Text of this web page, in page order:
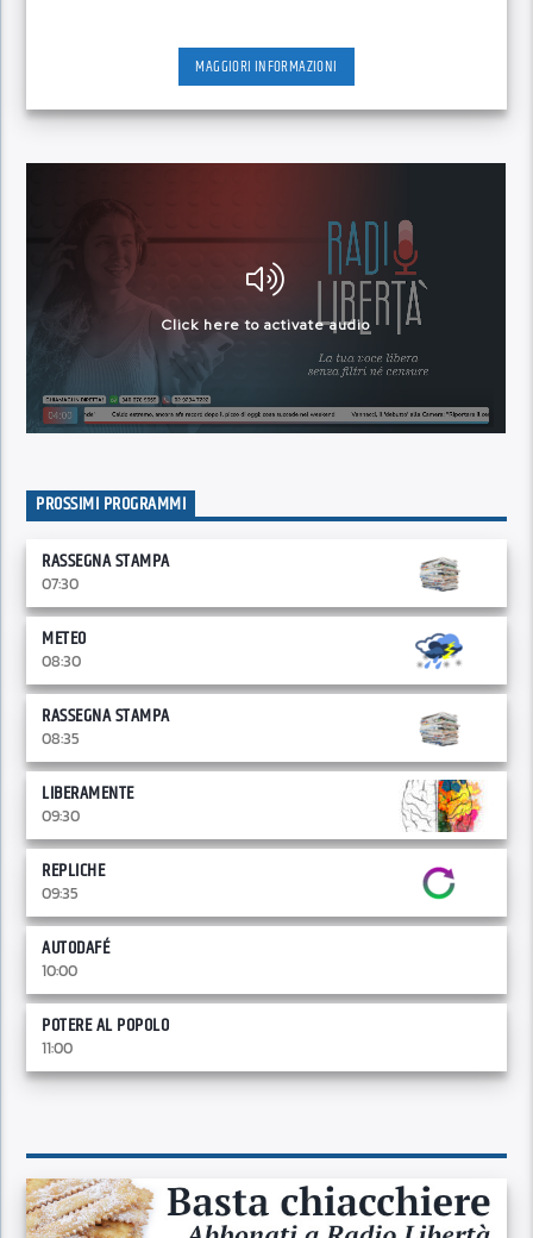
MAGGIORI INFORMAZIONI
PROSSIMI PROGRAMMI
RASSEGNA STAMPA
07:30
METEO
08:30
RASSEGNA STAMPA
08:35
LIBERAMENTE
09:30
REPLICHE
09:35
AUTODAFÉ
10:00
POTERE AL POPOLO
11:00